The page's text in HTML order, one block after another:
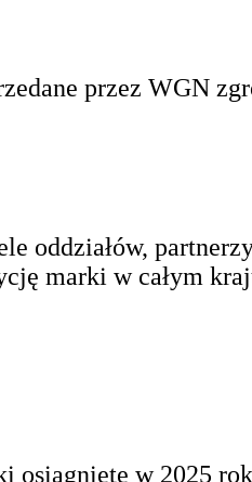
przez WGN
oddziałów,
marki w całym
osiągnięte w 2025